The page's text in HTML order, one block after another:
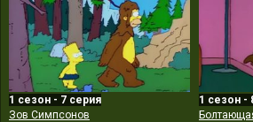
1 сезон - 7 серия
Зов Симпсонов
1 сезон -